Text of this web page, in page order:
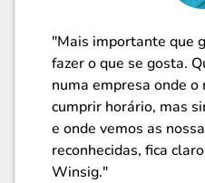
"Mais importante que
fazer o que se gosta.
numa empresa onde
cumprir horário, mas
e onde vemos as
reconhecidas, fica
Winsig."